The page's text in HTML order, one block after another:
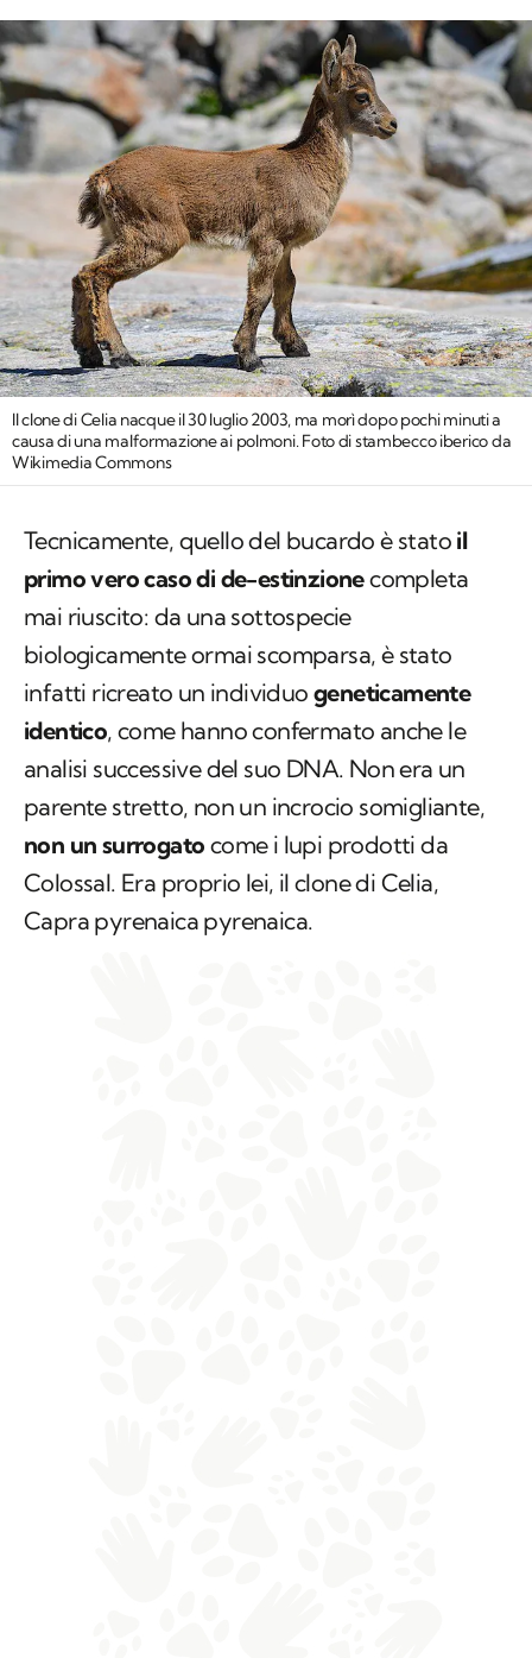
Il clone di Celia nacque il 30 luglio 2003, ma morì dopo pochi minuti a
causa di una malformazione ai polmoni. Foto di stambecco iberico da
Wikimedia Commons
Tecnicamente, quello del bucardo è stato il
primo vero caso di de-estinzionecompleta
mai riuscito: da una sottospecie
biologicamente ormai scomparsa, è stato
infatti ricreato un individuo geneticamente
identico, come hanno confermato anche le
analisi successive del suo DNA. Non era un
parente stretto, non un incrocio somigliante,
non un surrogato come i lupi prodotti da
Colossal. Era proprio lei, il clone di Celia,
Capra pyrenaica pyrenaica.